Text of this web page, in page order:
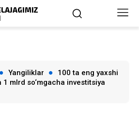
Yangiliklar
100 ta eng yaxshi
mlrd so‘mgacha investitsiya